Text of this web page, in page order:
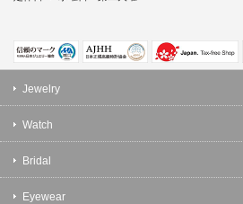
Jewelry
Watch
Bridal
Eyewear